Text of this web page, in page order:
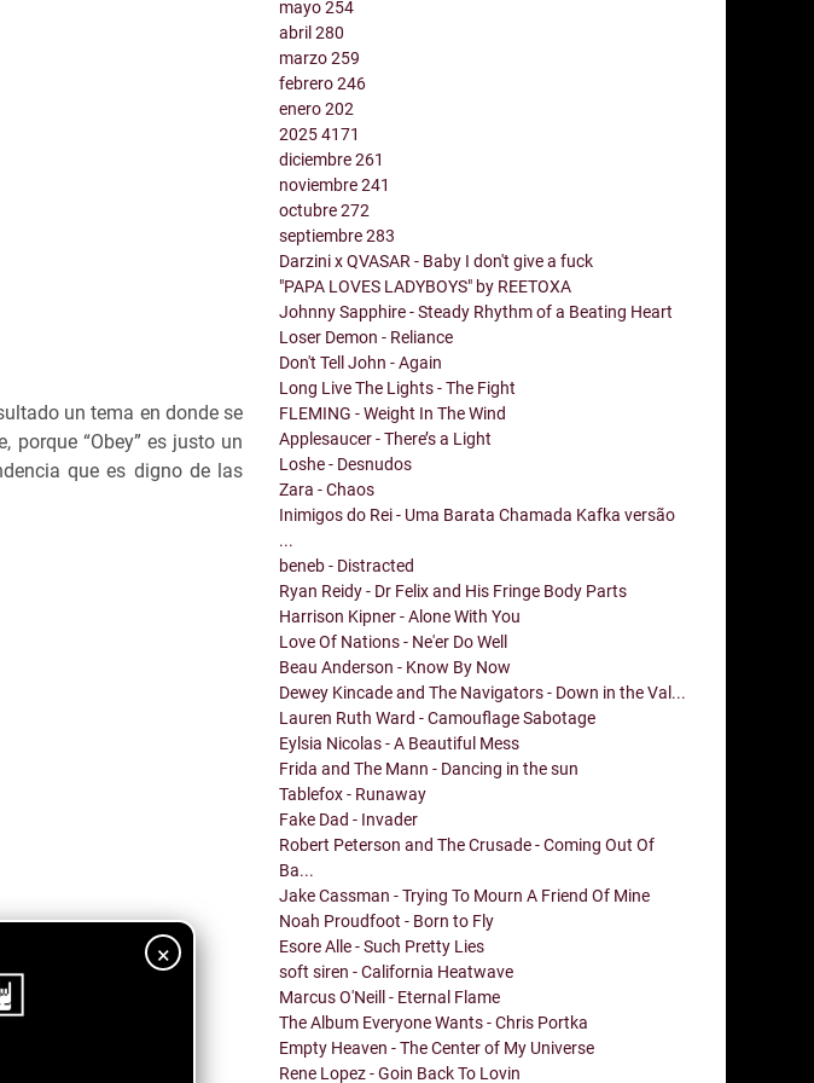
×
un tema en donde se
porque “Obey” es justo un
que es digno de las
mayo254
abril280
marzo259
febrero246
enero202
20254171
diciembre261
noviembre241
octubre272
septiembre283
Darzini x QVASAR - Baby I don't give a fuck
"PAPA LOVES LADYBOYS" by REETOXA
Johnny Sapphire - Steady Rhythm of a Beating Heart
Loser Demon - Reliance
Don't Tell John - Again
Long Live The Lights - The Fight
FLEMING - Weight In The Wind
Applesaucer - There’s a Light
Loshe - Desnudos
Zara - Chaos
Inimigos do Rei - Uma Barata Chamada Kafka versão
...
beneb - Distracted
Ryan Reidy - Dr Felix and His Fringe Body Parts
Harrison Kipner - Alone With You
Love Of Nations - Ne'er Do Well
Beau Anderson - Know By Now
Dewey Kincade and The Navigators - Down in the Val...
Lauren Ruth Ward - Camouflage Sabotage
Eylsia Nicolas - A Beautiful Mess
Frida and The Mann - Dancing in the sun
Tablefox - Runaway
Fake Dad - Invader
Robert Peterson and The Crusade - Coming Out Of
Ba...
Jake Cassman - Trying To Mourn A Friend Of Mine
Noah Proudfoot - Born to Fly
Esore Alle - Such Pretty Lies
soft siren - California Heatwave
Marcus O'Neill - Eternal Flame
The Album Everyone Wants - Chris Portka
Empty Heaven - The Center of My Universe
Rene Lopez - Goin Back To Lovin